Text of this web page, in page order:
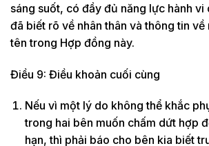
sáng suốt, có đầy đủ năng lực hành vi
đã biết rõ về nhân thân và thông tin
tên trong Hợp đồng này.
Điều 9: Điều khoản cuối cùng
Nếu vì một lý do không thể khắc
trong hai bên muốn chấm dứt hợp
hạn, thì phải báo cho bên kia biết